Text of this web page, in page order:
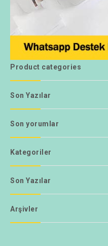
Product categories
Son Yazılar
Son yorumlar
Kategoriler
Son Yazılar
Arşivler